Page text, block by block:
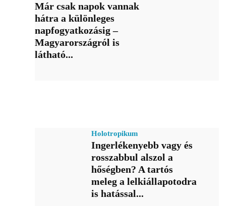
Már csak napok vannak
hátra a különleges
napfogyatkozásig –
Magyarországról is
látható...
Holotropikum
Ingerlékenyebb vagy és
rosszabbul alszol a
hőségben? A tartós
meleg a lelkiállapotodra
is hatással...